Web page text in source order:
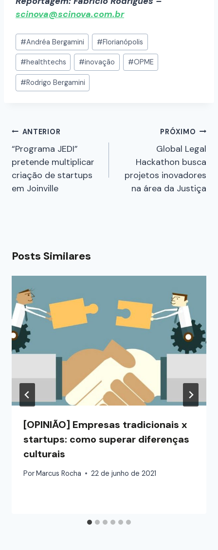
scinova@scinova.com.br
#Andréa Bergamini #Florianópolis
#healthtechs #inovação #OPME
#Rodrigo Bergamini
ANTERIOR
“Programa JEDI”
pretende multiplicar
criação de startups
em Joinville
PRÓXIMO
Global Legal
Hackathon busca
projetos inovadores
na área da Justiça
Posts Similares
[OPINIÃO] Empresas tradicionais x
startups: como superar diferenças
culturais
PorMarcus Rocha 22 de junho de 2021